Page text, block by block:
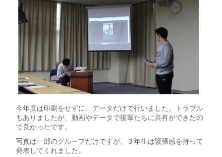
今年度は印刷をせずに、データだけで行いました。トラブル
もありましたが、動画やデータで後輩たちに共有ができたの
で良かったです。
写真は一部のグループだけですが、３年生は緊張感を持って
発表してくれました。